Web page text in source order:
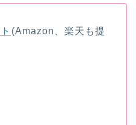
(Amazon、楽天も提